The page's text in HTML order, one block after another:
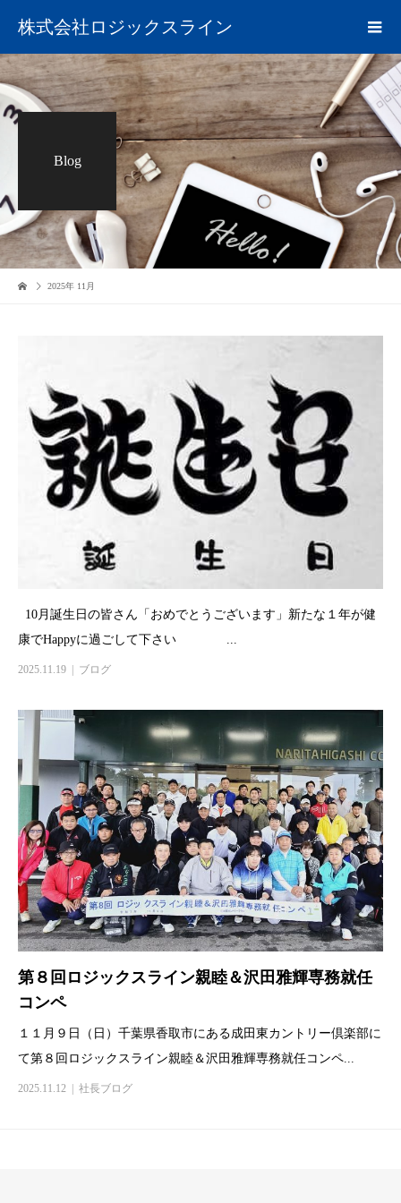
株式会社ロジックスライン
Blog
2025年 11月
10月誕生日の皆さん「おめでとうございます」新たな１年が健
康でHappyに過ごして下さい ...
2025.11.19 ブログ
第８回ロジックスライン親睦＆沢田雅輝専務就任
コンペ
１１月９日（日）千葉県香取市にある成田東カントリー倶楽部に
て第８回ロジックスライン親睦＆沢田雅輝専務就任コンペ...
2025.11.12 社長ブログ